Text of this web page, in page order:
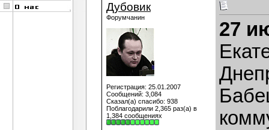
Дубовик
Форумчанин
Регистрация: 25.01.2007
Сообщений: 3,084
Сказал(а) спасибо: 938
Поблагодарили 2,365 раз(а) в
1,384 сообщениях
27